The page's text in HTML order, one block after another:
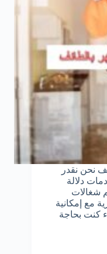
نحن نقدر
دلالة
شغالات
مع إمكانية
كنت بحاجة